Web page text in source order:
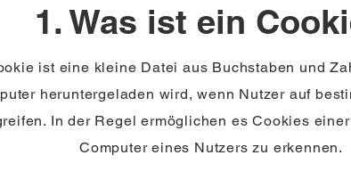
1. Was ist ein
ist eine kleine Datei aus Buchstaben und
heruntergeladen wird, wenn Nutzer auf
In der Regel ermöglichen es Cookies
Computer eines Nutzers zu erkennen.